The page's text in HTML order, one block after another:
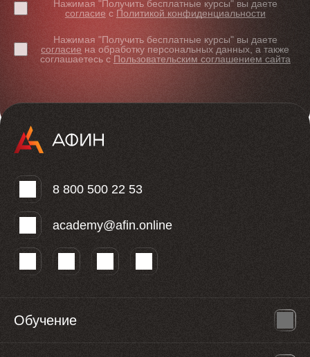
Нажимая "Получить бесплатные курсы" вы даете
согласие с Политикой конфиденциальности
Нажимая "Получить бесплатные курсы" вы даете
согласие на обработку персональных данных, а также
соглашаетесь с Пользовательским соглашением сайта
8 800 500 22 53
academy@afin.online
Обучение